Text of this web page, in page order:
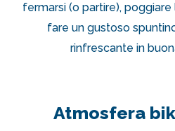
fermarsi (o partire),
fare un gustoso
rinfrescante in
Atmosfera